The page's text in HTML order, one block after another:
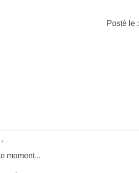
Posté le
moment...